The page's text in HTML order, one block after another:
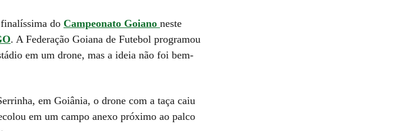
do Campeonato Goiano neste
. A Federação Goiana de Futebol programou
em um drone, mas a ideia não foi bem-
em Goiânia, o drone com a taça caiu
em um campo anexo próximo ao palco